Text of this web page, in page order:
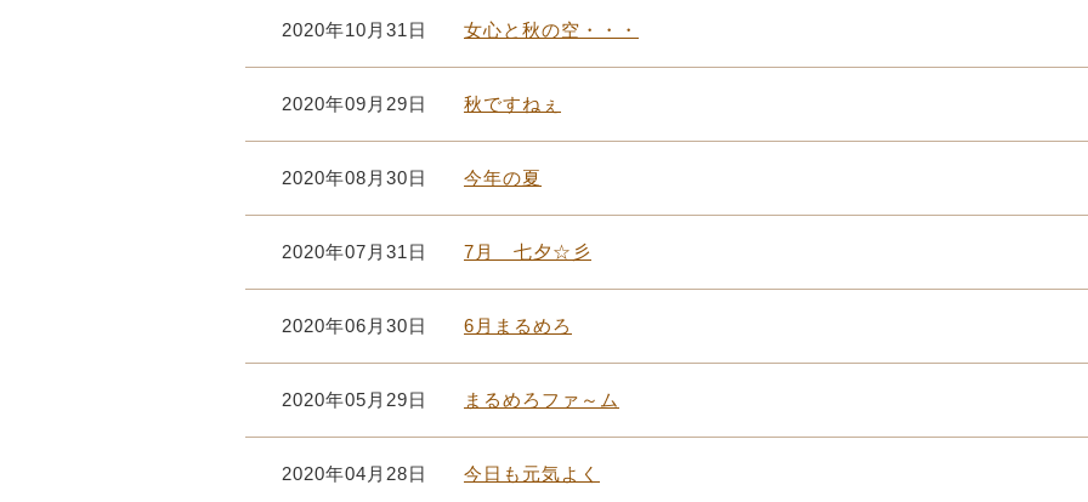
2020年10月31日 女心と秋の空・・・
2020年09月29日 秋ですねぇ
2020年08月30日 今年の夏
2020年07月31日 7月 七夕☆彡
2020年06月30日 6月まるめろ
2020年05月29日 まるめろファ～ム
2020年04月28日 今日も元気よく